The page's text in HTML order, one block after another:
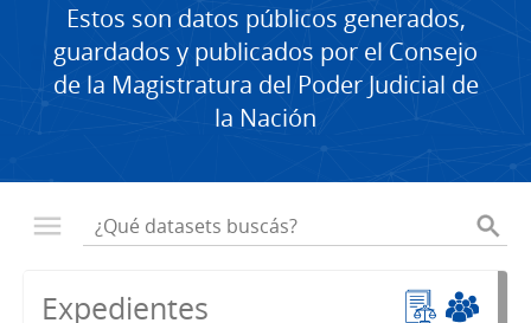
Estos son datos públicos generados,
guardados y publicados por el Consejo
de la Magistratura del Poder Judicial de
la Nación
Expedientes